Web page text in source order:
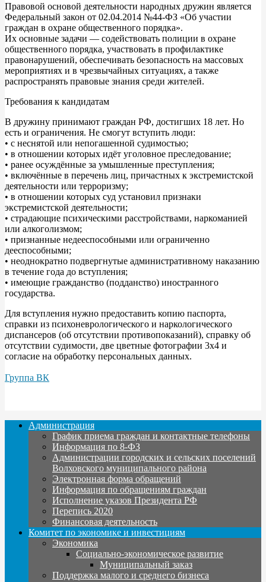
Правовой основой деятельности народных дружин является
Федеральный закон от 02.04.2014 №44-ФЗ «Об участии
граждан в охране общественного порядка».
Их основные задачи — содействовать полиции в охране
общественного порядка, участвовать в профилактике
правонарушений, обеспечивать безопасность на массовых
мероприятиях и в чрезвычайных ситуациях, а также
распространять правовые знания среди жителей.
Требования к кандидатам
В дружину принимают граждан РФ, достигших 18 лет. Но
есть и ограничения. Не смогут вступить люди:
• с неснятой или непогашенной судимостью;
• в отношении которых идёт уголовное преследование;
• ранее осуждённые за умышленные преступления;
• включённые в перечень лиц, причастных к экстремистской
деятельности или терроризму;
• в отношении которых суд установил признаки
экстремистской деятельности;
• страдающие психическими расстройствами, наркоманией
или алкоголизмом;
• признанные недееспособными или ограниченно
дееспособными;
• неоднократно подвергнутые административному наказанию
в течение года до вступления;
• имеющие гражданство (подданство) иностранного
государства.
Для вступления нужно предоставить копию паспорта,
справки из психоневрологического и наркологического
диспансеров (об отсутствии противопоказаний), справку об
отсутствии судимости, две цветные фотографии 3x4 и
согласие на обработку персональных данных.
Группа ВК
Администрация
График приема граждан и контактные телефоны
Информация по 8-ФЗ
Администрации городских и сельских поселений
Волховского муниципального района
Электронная форма обращений
Информация по обращениям граждан
Исполнение указов Президента РФ
Перепись 2020
Финансовая деятельность
Комитет по экономике и инвестициям
Экономика
Социально-экономическое развитие
Муниципальный заказ
Поддержка малого и среднего бизнеса